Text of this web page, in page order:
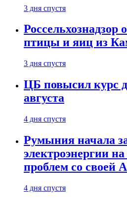
3 дня спустя
Россельхознадзор
птицы и яиц из
3 дня спустя
ЦБ повысил курс
августа
4 дня спустя
Румыния начала
электроэнергии
проблем со своей
4 дня спустя